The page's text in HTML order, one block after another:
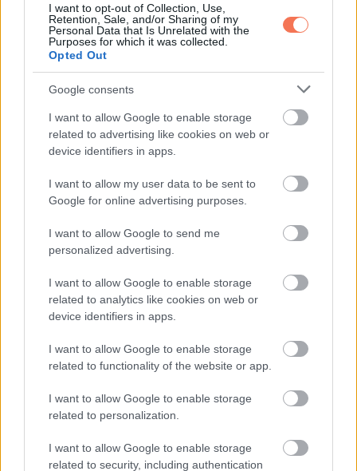
I want to opt-out of Collection, Use,
Retention, Sale, and/or Sharing of my
Personal Data that Is Unrelated with the
Purposes for which it was collected.
Opted Out
Google consents
I want to allow Google to enable storage
related to advertising like cookies on web or
device identifiers in apps.
I want to allow my user data to be sent to
Google for online advertising purposes.
I want to allow Google to send me
personalized advertising.
I want to allow Google to enable storage
related to analytics like cookies on web or
device identifiers in apps.
I want to allow Google to enable storage
related to functionality of the website or app.
I want to allow Google to enable storage
related to personalization.
I want to allow Google to enable storage
related to security, including authentication
levegőt
-folyamatosan figyelni kell az állapotát a segítség
megérkezéséig
7. Lehet más is a
háttérben?
tüneteket okozhat például:
-bőrirritáció
-fertőzés
van, a helyzetet komolyan kell venni.